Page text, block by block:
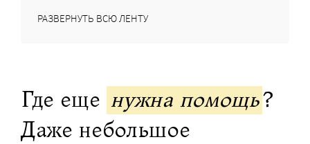
РАЗВЕРНУТЬ ВСЮ ЛЕНТУ
Где еще нужна помощь?
Даже небольшое